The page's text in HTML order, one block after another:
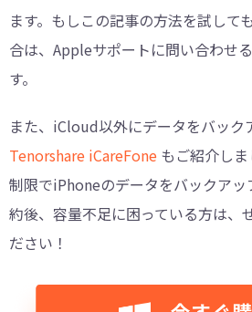
ます。もしこの記事の方法を試して
合は、Appleサポートに問い合わせ
す。
また、iCloud以外にデータをバック
Tenorshare iCareFone もご紹介し
制限でiPhoneのデータをバックア
約後、容量不足に困っている方は、
ださい！